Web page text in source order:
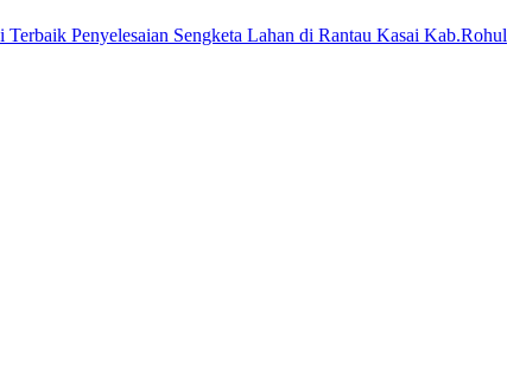
Penyelesaian Sengketa Lahan di Rantau Kasai Kab.Rohul